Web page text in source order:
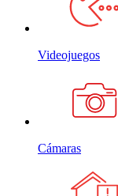
Videojuegos
Cámaras